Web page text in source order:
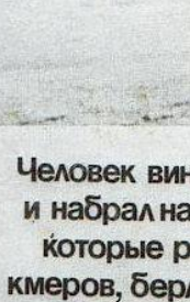
INFOS
En savoir plus sur